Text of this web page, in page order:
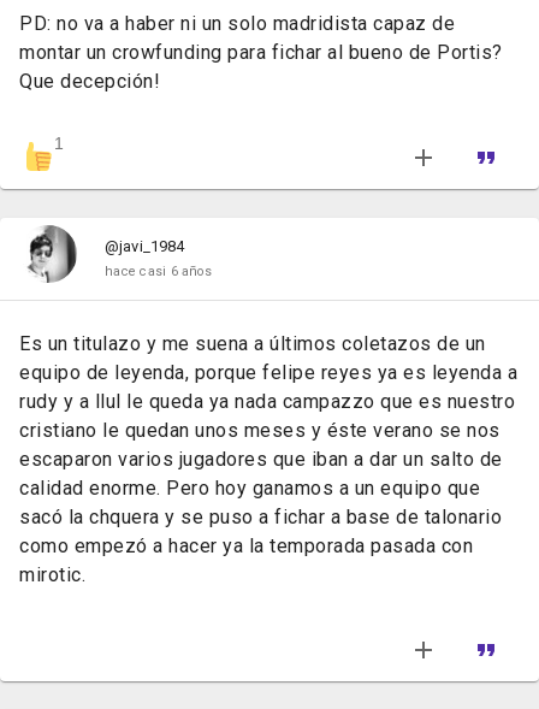
PD: no va a haber ni un solo madridista capaz de
montar un crowfunding para fichar al bueno de Portis?
Que decepción!
1
@javi_1984
hace casi 6 años
Es un titulazo y me suena a últimos coletazos de un
equipo de leyenda, porque felipe reyes ya es leyenda a
rudy y a llul le queda ya nada campazzo que es nuestro
cristiano le quedan unos meses y éste verano se nos
escaparon varios jugadores que iban a dar un salto de
calidad enorme. Pero hoy ganamos a un equipo que
sacó la chquera y se puso a fichar a base de talonario
como empezó a hacer ya la temporada pasada con
mirotic.